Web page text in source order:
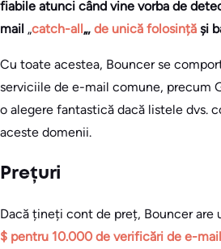
fiabile atunci când vine vorba de
mail „catch-all „, de unică folosință și
Cu toate acestea, Bouncer se
serviciile de e-mail comune, precum
o alegere fantastică dacă listele dvs.
aceste domenii.
Prețuri
Dacă țineți cont de preț, Bouncer are
$ pentru 10.000 de verificări de e-mail